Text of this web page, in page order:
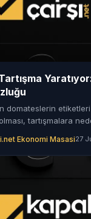
domateslerin
tartışmalara
Ekonomi Masasi27